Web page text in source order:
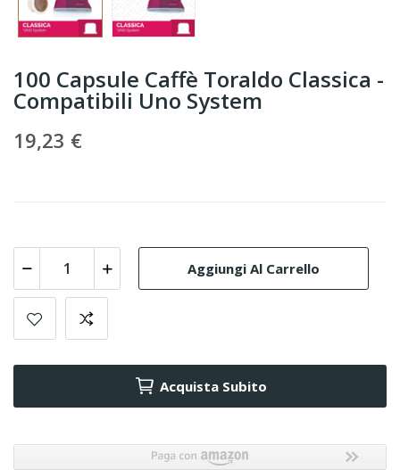
100 Capsule Caffè Toraldo Classica -
Compatibili Uno System
19,23 €
Aggiungi Al Carrello
Acquista Subito